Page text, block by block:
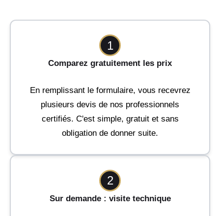
1
Comparez gratuitement les prix
En remplissant le formulaire, vous recevrez
plusieurs devis de nos professionnels
certifiés. C'est simple, gratuit et sans
obligation de donner suite.
2
Sur demande : visite technique